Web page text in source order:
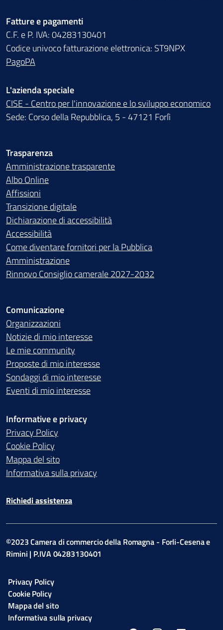
Fatture e pagamenti
C.F. e P. IVA: 04283130401
Codice univoco fatturazione elettronica: ST9NPX
PagoPA
L'azienda speciale
CISE - Centro per l'innovazione e lo sviluppo economico
Sede: Corso della Repubblica, 5 - 47121 Forlì
Trasparenza
Amministrazione trasparente
Albo Online
Affissioni
Transizione digitale
Dichiarazione di accessibilità
Accessibilità
Come diventare fornitori per la Pubblica
Amministrazione
Rinnovo Consiglio camerale 2027-2032
Comunicazione
Organizzazioni
Notizie di mio interesse
Le mie community
Proposte di mio interesse
Sondaggi di mio interesse
Eventi di mio interesse
Informative e privacy
Privacy Policy
Cookie Policy
Mappa del sito
Informativa sulla privacy
Richiedi assistenza
©2023 Camera di commercio della Romagna - Forli-Cesena e
Rimini | P.IVA 04283130401
Privacy Policy
Cookie Policy
Mappa del sito
Informativa sulla privacy